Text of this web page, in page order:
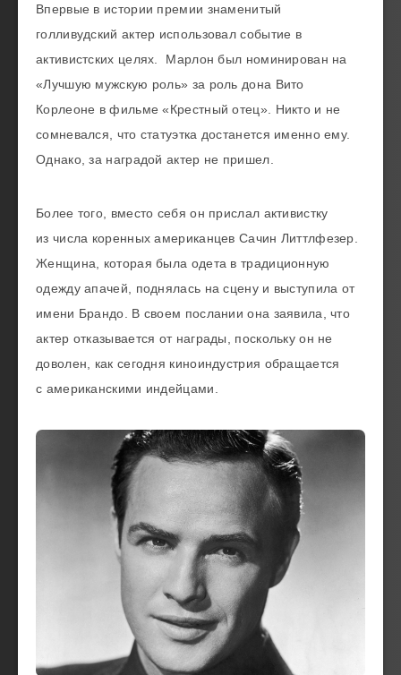
Впервые в истории премии знаменитый
голливудский актер использовал событие в
активистских целях. Марлон был номинирован на
«Лучшую мужскую роль» за роль дона Вито
Корлеоне в фильме «Крестный отец». Никто и не
сомневался, что статуэтка достанется именно ему.
Однако, за наградой актер не пришел.
Более того, вместо себя он прислал активистку
из числа коренных американцев Сачин Литтлфезер.
Женщина, которая была одета в традиционную
одежду апачей, поднялась на сцену и выступила от
имени Брандо. В своем послании она заявила, что
актер отказывается от награды, поскольку он не
доволен, как сегодня киноиндустрия обращается
с американскими индейцами.